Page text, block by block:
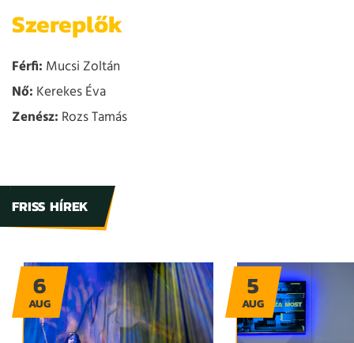
Szereplők
Férfi: Mucsi Zoltán
Nő: Kerekes Éva
Zenész: Rozs Tamás
FRISS HÍREK
6
AUG
5
AUG